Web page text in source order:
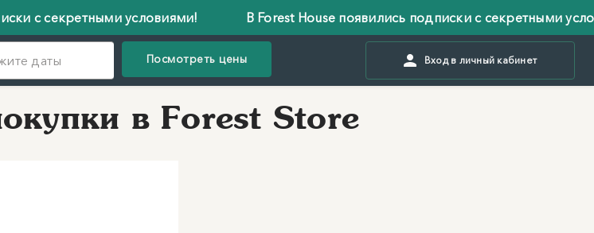
с секретными условиями! В Forest House появились подписки с секретными
даты Посмотреть цены Вход в личный кабинет
в Forest Store